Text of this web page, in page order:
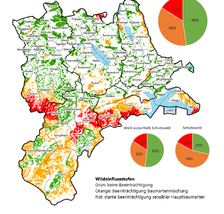
Reisepass, Identitätskarte, Visum, Geburtsurkunde
Jagdausweis, Fischereiausweis
Strafregisterauszug bestellen
Waffen, Sprengstoffe und Pyrotechnik
Reisepass, Identitätskarte
Strassenverkehrsamt (Führerausweis,
Fahrzeugausweis)
Namensänderungen
Einbürgerung
Nationalität, Staatsangehörigkeit,
Staatsbürgerschaft, Bürgerrecht, Erwerb des
Bürgerrechts, Verlust des Bürgerrechts,
Einbürgerungsverfahren
Einbürgerungen
Geburt
Geburtsurkunde, Geburtsschein, Geburtsanzeige
Familienzulagen (WAS Luzern)
Schwangerschaft / Geburt (gruezi.lu.ch)
Kinder und Jugendliche
Mündigkeit, Kindesschutz, Jugendschutz
Kinder- und Jugendförderung
Psychische Gesundheit
IV für Kinder und Jugendliche (WAS Luzern)
Pflege / Pflegeheim
Hauspflege, spitalexterne Pflege, Spitex